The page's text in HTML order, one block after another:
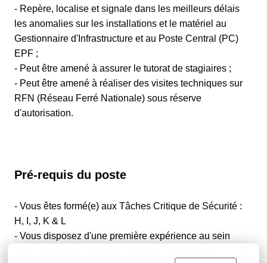
- Repère, localise et signale dans les meilleurs délais
les anomalies sur les installations et le matériel au
Gestionnaire d'Infrastructure et au Poste Central (PC)
EPF ;
- Peut être amené à assurer le tutorat de stagiaires ;
- Peut être amené à réaliser des visites techniques sur
RFN (Réseau Ferré Nationale) sous réserve
d'autorisation.
Pré-requis du poste
- Vous êtes formé(e) aux Tâches Critique de Sécurité :
H, I, J, K & L
- Vous disposez d'une première expérience au sein